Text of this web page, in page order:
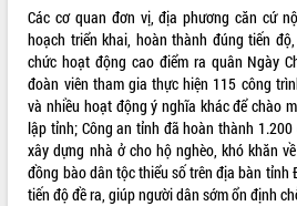
và tặng quà người dân xã Cư Pui
Hội nghị UBND tỉnh Đắk Lắk thường kỳ
tháng 7/2026
Lễ truy tặng danh hiệu “Bà Mẹ Việt
Nam Anh hùng” và trao Huân chương
Lao động
UBND tỉnh Đắk Lắk triển khai nhiệm
vụ 6 tháng cuối năm 2026
ALBUM ẢNH
Các cơ quan đơn vị, địa phương căn cứ
hoạch triển khai, hoàn thành đúng tiến
chức hoạt động cao điểm ra quân Ngày
đoàn viên tham gia thực hiện 115 công
và nhiều hoạt động ý nghĩa khác để chào
lập tỉnh; Công an tỉnh đã hoàn thành
xây dựng nhà ở cho hộ nghèo, khó khăn
đồng bào dân tộc thiểu số trên địa bàn tỉnh
tiến độ đề ra, giúp người dân sớm ổn định